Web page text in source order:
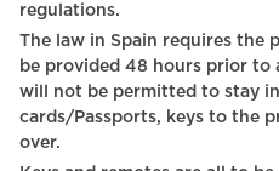
TV - Smart TV
Shampoo
TV
regulations.
The law in Spain requires the passports of all guests must
be provided 48 hours prior to
will not be permitted to stay
cards/Passports, keys to the
over.